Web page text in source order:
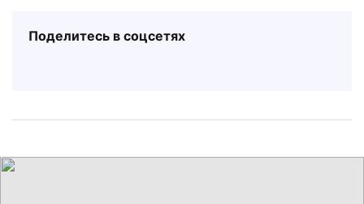
Поделитесь в соцсетях